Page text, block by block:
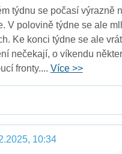
týdnu se počasí výrazně
V polovině týdne se ale
Ke konci týdne se ale
nečekají, o víkendu
fronty.... Více >>
10:34